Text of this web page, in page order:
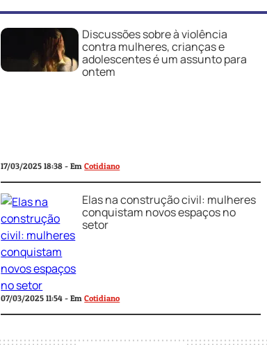
Discussões sobre à violência
contra mulheres, crianças e
adolescentes é um assunto para
ontem
17/03/2025 18:38 - EmCotidiano
Elas na construção civil: mulheres
conquistam novos espaços no
setor
07/03/2025 11:54 - EmCotidiano